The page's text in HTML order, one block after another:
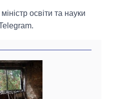
освіти та науки